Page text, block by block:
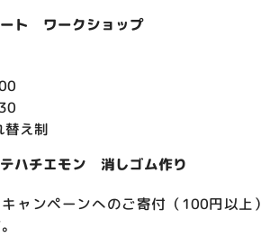
ト ワークショップ
え制
ハチエモン 消しゴム作り
ャンペーンへのご寄付（100円以上）